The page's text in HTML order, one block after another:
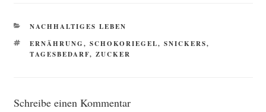
KATEGORIEN
NACHHALTIGES LEBEN
SCHLAGWÖRTER
ERNÄHRUNG, SCHOKORIEGEL, SNICKERS,
TAGESBEDARF, ZUCKER
Schreibe einen Kommentar